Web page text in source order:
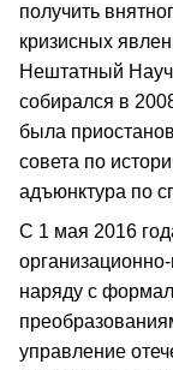
получить
кризисных
Нештатный
собирался в
была
совета по
адъюнктура по
С 1 мая 2016
наряду с
управление